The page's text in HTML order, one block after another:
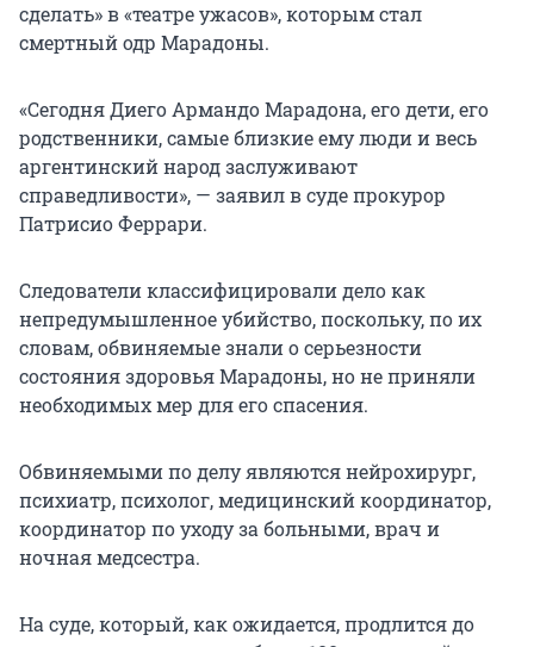
сделать» в «театре ужасов», которым стал
смертный одр Марадоны.
«Сегодня Диего Армандо Марадона, его дети, его
родственники, самые близкие ему люди и весь
аргентинский народ заслуживают
справедливости», — заявил в суде прокурор
Патрисио Феррари.
Следователи классифицировали дело как
непредумышленное убийство, поскольку, по их
словам, обвиняемые знали о серьезности
состояния здоровья Марадоны, но не приняли
необходимых мер для его спасения.
Обвиняемыми по делу являются нейрохирург,
психиатр, психолог, медицинский координатор,
координатор по уходу за больными, врач и
ночная медсестра.
На суде, который, как ожидается, продлится до